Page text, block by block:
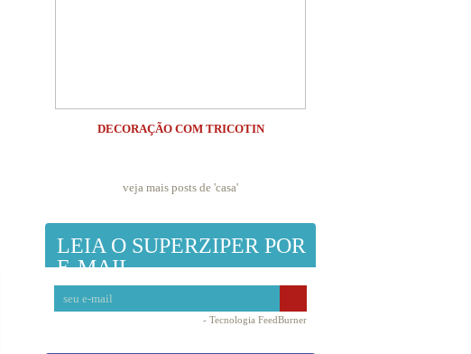
DECORAÇÃO COM TRICOTIN
veja mais posts de 'casa'
LEIA O SUPERZIPER POR
E-MAIL
- Tecnologia FeedBurner